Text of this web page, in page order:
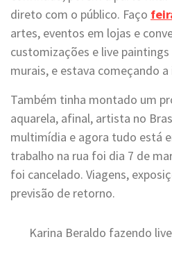
direto com o público. Faço
artes, eventos em lojas e
customizações e live
murais, e estava começando
Também tinha montado um
aquarela, afinal, artista no
multimídia e agora tudo está
trabalho na rua foi dia 7 de
foi cancelado. Viagens,
previsão de retorno.
Karina Beraldo fazendo